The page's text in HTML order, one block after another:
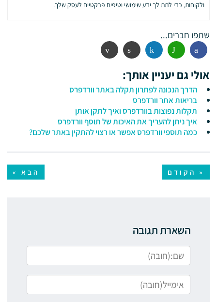
ולקוחות, כדי לתת לך ידע שימושי וטיפים פרקטיים לעסק שלך.
שתפו חברים...
פייסבוק ווטסאפ לינקדין הדפסה אימייל
אולי גם יעניין אותך:
הדרך הנכונה לפתרון תקלה באתר וורדפרס
בריאות אתר וורדפרס
תקלות נפוצות בוורדפרס ואיך לתקן אותן
איך ניתן להעריך את האיכות של תוסף וורדפרס
כמה תוספי וורדפרס אפשר או רצוי להתקין באתר שלכם?
« הקודם הבא »
השארת תגובה